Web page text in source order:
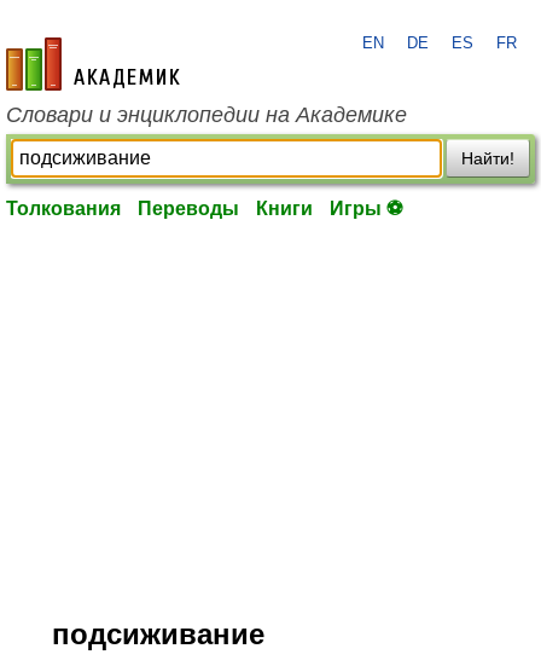
academic.ru
EN DE ES FR
Словари и энциклопедии на Академике
Найти!
Толкования Переводы Книги Игры ⚽
подсиживание